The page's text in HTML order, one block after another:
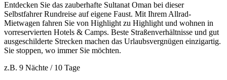
Entdecken Sie das zauberhafte Sultanat Oman bei dieser
Selbstfahrer Rundreise auf eigene Faust. Mit Ihrem Allrad-
Mietwagen fahren Sie von Highlight zu Highlight und wohnen in
vorreservierten Hotels & Camps. Beste Straßenverhältnisse und gut
ausgeschilderte Strecken machen das Urlaubsvergnügen einzigartig.
Sie stoppen, wo immer Sie möchten.
z.B. 9 Nächte / 10 Tage